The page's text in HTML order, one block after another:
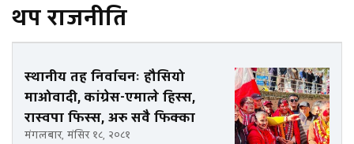
थप राजनीति
स्थानीय तह निर्वाचनः हौसियो
माओवादी, कांग्रेस-एमाले हिस्स,
रास्वपा फिस्स, अरु सवै फिक्का
मंगलबार, मंसिर १८, २०८१